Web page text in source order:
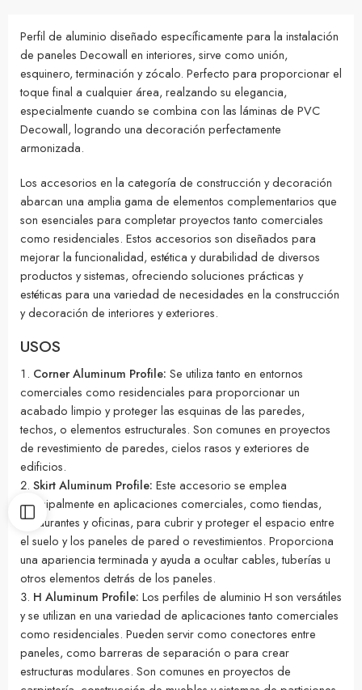
Perfil de aluminio diseñado específicamente para la instalación
de paneles Decowall en interiores, sirve como unión,
esquinero, terminación y zócalo. Perfecto para proporcionar el
toque final a cualquier área, realzando su elegancia,
especialmente cuando se combina con las láminas de PVC
Decowall, logrando una decoración perfectamente
armonizada.
Los accesorios en la categoría de construcción y decoración
abarcan una amplia gama de elementos complementarios que
son esenciales para completar proyectos tanto comerciales
como residenciales. Estos accesorios son diseñados para
mejorar la funcionalidad, estética y durabilidad de diversos
productos y sistemas, ofreciendo soluciones prácticas y
estéticas para una variedad de necesidades en la construcción
y decoración de interiores y exteriores.
USOS
Corner Aluminum Profile: Se utiliza tanto en entornos
comerciales como residenciales para proporcionar un
acabado limpio y proteger las esquinas de las paredes,
techos, o elementos estructurales. Son comunes en proyectos
de revestimiento de paredes, cielos rasos y exteriores de
edificios.
Skirt Aluminum Profile: Este accesorio se emplea
principalmente en aplicaciones comerciales, como tiendas,
restaurantes y oficinas, para cubrir y proteger el espacio entre
el suelo y los paneles de pared o revestimientos. Proporciona
una apariencia terminada y ayuda a ocultar cables, tuberías u
otros elementos detrás de los paneles.
H Aluminum Profile: Los perfiles de aluminio H son versátiles
y se utilizan en una variedad de aplicaciones tanto comerciales
como residenciales. Pueden servir como conectores entre
paneles, como barreras de separación o para crear
estructuras modulares. Son comunes en proyectos de